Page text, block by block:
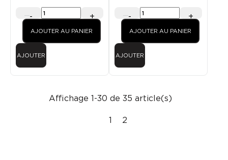
- +
AJOUTER AU PANIER
AJOUTER
- +
AJOUTER AU PANIER
AJOUTER
Affichage 1-30 de 35 article(s)
1 2